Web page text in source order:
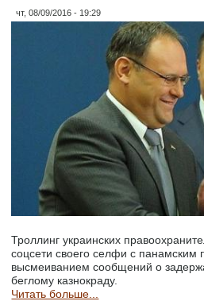
чт, 08/09/2016 - 19:29
Троллинг украинских
соцсети своего селфи с панамским
высмеиванием сообщений о
беглому казнокраду.
Читать больше...